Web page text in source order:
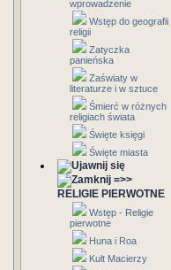
wprowadzenie
Wstęp do geografii
religii
Zatyczka
panieńska
Zaświaty w
literaturze i w sztuce
Śmierć w różnych
religiach świata
Święte księgi
Święte miasta
=>>
RELIGIE PIERWOTNE
Wstęp - Religie
pierwotne
Huna i Roa
Kult Macierzy